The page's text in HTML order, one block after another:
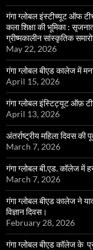
गंगा ग्लोबल इंस्टीच्यूट ऑफ
कला शिक्षा की भूमिका :
ग्रीष्मकालीन सांस्कृतिक
May 22, 2026
गंगा ग्लोबल बीएड कालेज में
April 15, 2026
गंगा ग्लोबल इंस्टिट्यूट ऑफ़
April 13, 2026
अंतर्राष्ट्रीय महिला दिवस
March 7, 2026
गंगा ग्लोबल बी.एड. कॉलेज में
March 7, 2026
गंगा ग्लोबल बीएड कालेज ने
विज्ञान दिवस।
February 28, 2026
गंगा ग्लोबल बीएड कॉलेज के